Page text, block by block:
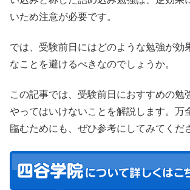
いため注意が必要です。
では、受験前日にはどのような勉強が効
なことを避けるべきなのでしょうか。
この記事では、受験前日におすすめの勉
やってはいけないことを解説します。万
臨むためにも、ぜひ参考にしてみてくだ